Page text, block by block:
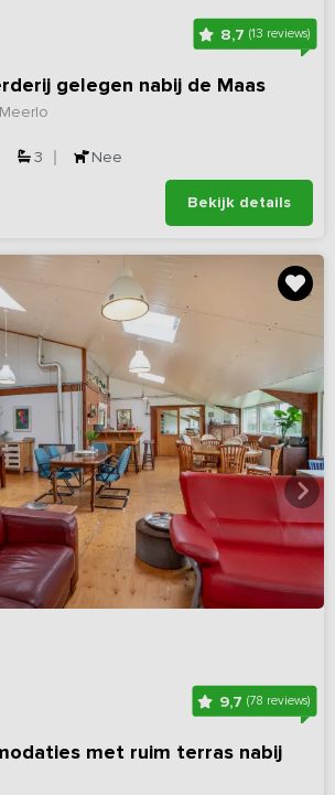
8,7(13 reviews)
gelegen nabij de Maas
3 Nee
Bekijk details
9,7(78 reviews)
met ruim terras nabij